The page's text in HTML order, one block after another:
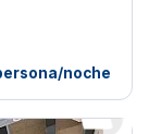
noche